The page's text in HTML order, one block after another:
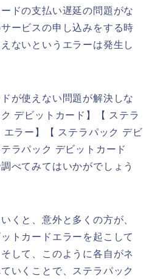
ドの支払い遅延の問題がな
ービスの申し込みをする時
ないというエラーは発生し
が使えない問題が解決しな
デビットカード】【 ステラ
ラー】【 ステラパック デビ
ラパック デビットカード
べてみてはいかがでしょう
くと、意外と多くの方が、
トカードエラーを起こして
して、このように各自がネ
いくことで、ステラパック